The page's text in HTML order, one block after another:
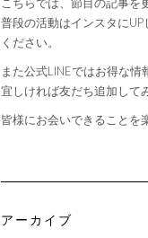
普段の活動はインスタに
ください。
また公式LINEではお得な情
宜しければ友だち追加して
皆様にお会いできることを
アーカイブ